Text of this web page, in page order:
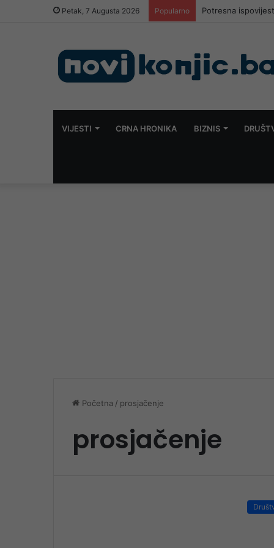
Petak, 7 Augusta 2026 Popularno Potresna
VIJESTI CRNA HRONIKA BIZNIS
Početna / prosjačenje
prosjačenje